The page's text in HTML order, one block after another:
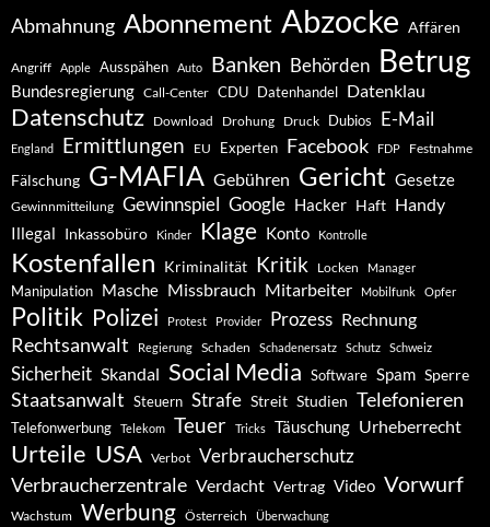
Abmahnung Abonnement Abzocke Affären
Angriff Apple Ausspähen Auto Banken Behörden Betrug
Bundesregierung Call-Center CDU Datenhandel Datenklau
Datenschutz Download Drohung Druck Dubios E-Mail
England Ermittlungen EU Experten Facebook FDP Festnahme
Fälschung G-MAFIA Gebühren Gericht Gesetze
Gewinnmitteilung Gewinnspiel Google Hacker Haft Handy
Illegal Inkassobüro Kinder Klage Konto Kontrolle
Kostenfallen Kriminalität Kritik Locken Manager
Manipulation Masche Missbrauch Mitarbeiter Mobilfunk Opfer
Politik Polizei Protest Provider Prozess Rechnung
Rechtsanwalt Regierung Schaden Schadenersatz Schutz Schweiz
Sicherheit Skandal Social Media Software Spam Sperre
Staatsanwalt Steuern Strafe Streit Studien Telefonieren
Telefonwerbung Telekom Teuer Tricks Täuschung Urheberrecht
Urteile USA Verbot Verbraucherschutz
Verbraucherzentrale Verdacht Vertrag Video Vorwurf
Wachstum Werbung Österreich Überwachung